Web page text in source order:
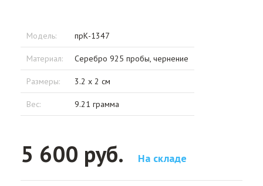
Модель: прК-1347
Материал: Серебро 925 пробы, чернение
Размеры: 3.2 x 2 см
Вес: 9.21 грамма
5 600 руб. На складе